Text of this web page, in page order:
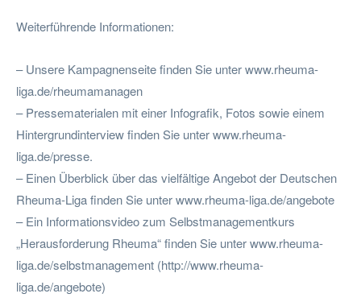
Weiterführende Informationen:
– Unsere Kampagnenseite finden Sie unter www.rheuma-
liga.de/rheumamanagen
– Pressematerialen mit einer Infografik, Fotos sowie einem
Hintergrundinterview finden Sie unter www.rheuma-
liga.de/presse.
– Einen Überblick über das vielfältige Angebot der Deutschen
Rheuma-Liga finden Sie unter www.rheuma-liga.de/angebote
– Ein Informationsvideo zum Selbstmanagementkurs
„Herausforderung Rheuma“ finden Sie unter www.rheuma-
liga.de/selbstmanagement (http://www.rheuma-
liga.de/angebote)